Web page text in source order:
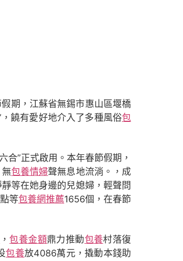
期，江蘇省無錫市惠山區堰橋
饒有愛好地介入了多種風俗包
合”正式啟用。本年春節假期，
包養情婦聲無息地流淌。，成
等在她身邊的兒媳婦，輕聲問
等包養網推薦1656個，在春節
，包養金額鼎力推動包養村落復
包養放4086萬元，撬動本錢助